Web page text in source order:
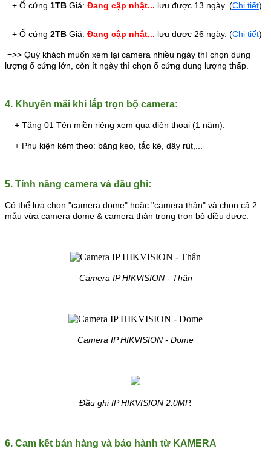
+ Ổ cứng 1TB Giá: Đang cập nhật... lưu được 13 ngày. (Chi tiết)
+ Ổ cứng 2TB Giá: Đang cập nhật... lưu được 26 ngày. (Chi tiết)
lượng ổ cứng lớn, còn ít ngày thì chọn ổ cứng dung lượng thấp.
4. Khuyến mãi khi lắp trọn bộ camera:
+ Tặng 01 Tên miền riêng xem qua điện thoại (1 năm).
+ Phụ kiện kèm theo: băng keo, tắc kê, dây rút,...
5. Tính năng camera và đầu ghi:
Có thể lựa chọn "camera dome" hoặc "camera thân" và chọn cả 2
mẫu vừa camera dome & camera thân trong trọn bộ điều được.
Camera IP HIKVISION - Thân
Camera IP HIKVISION - Dome
Đầu ghi IP HIKVISION 2.0MP.
6. Cam kết bán hàng và bảo hành từ KAMERA